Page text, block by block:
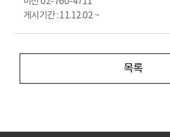
게시기간 : 11.12.02 ~
목록